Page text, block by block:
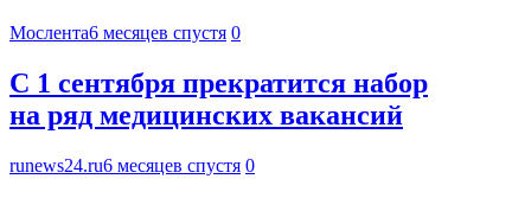
Мослента6 месяцев спустя 0
С 1 сентября прекратится набор
на ряд медицинских вакансий
runews24.ru6 месяцев спустя 0